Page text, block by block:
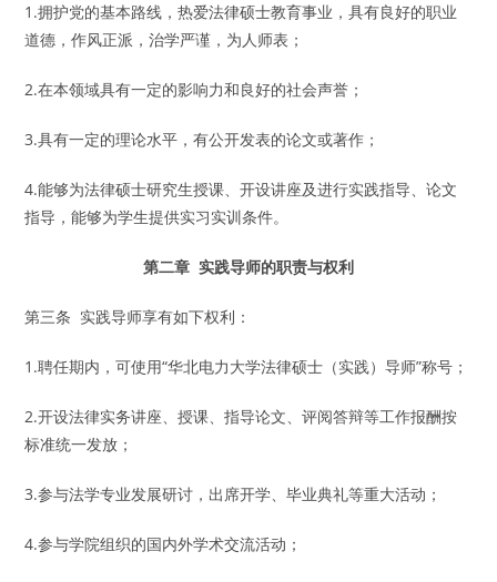
1.拥护党的基本路线，热爱法律硕士教育事业，具有良好的职业
道德，作风正派，治学严谨，为人师表；
2.在本领域具有一定的影响力和良好的社会声誉；
3.具有一定的理论水平，有公开发表的论文或著作；
4.能够为法律硕士研究生授课、开设讲座及进行实践指导、论文
指导，能够为学生提供实习实训条件。
第二章 实践导师的职责与权利
第三条 实践导师享有如下权利：
1.聘任期内，可使用“华北电力大学法律硕士（实践）导师”称号；
2.开设法律实务讲座、授课、指导论文、评阅答辩等工作报酬按
标准统一发放；
3.参与法学专业发展研讨，出席开学、毕业典礼等重大活动；
4.参与学院组织的国内外学术交流活动；